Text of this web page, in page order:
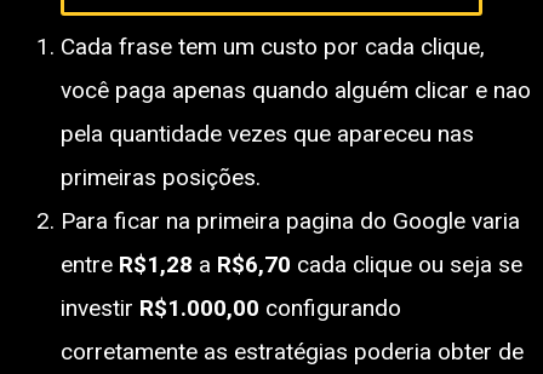
Cada frase tem um custo por cada clique,
você paga apenas quando alguém clicar e nao
pela quantidade vezes que apareceu nas
primeiras posições.
Para ficar na primeira pagina do Google varia
entre R$1,28 a R$6,70 cada clique ou seja se
investir R$1.000,00 configurando
corretamente as estratégias poderia obter de